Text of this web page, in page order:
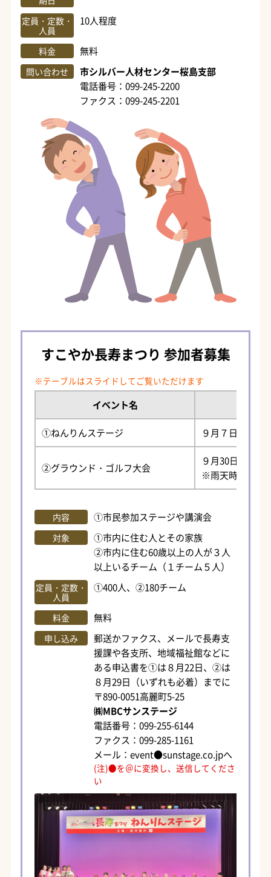
定員・定数・
人員
10人程度
料金 無料
問い合わせ
市シルバー人材センター桜島支部
電話番号：099-245-2200
ファクス：099-245-2201
すこやか長寿まつり 参加者募集
イベント名
①ねんりんステージ ９月７日（日）
②グラウンド・ゴルフ大会
９月30日（火）
※雨天時は10月
内容 ①市民参加ステージや講演会
対象
①市内に住む人とその家族
②市内に住む60歳以上の人が３人
以上いるチーム（１チーム５人）
定員・定数・
人員
①400人、②180チーム
料金 無料
申し込み
郵送かファクス、メールで長寿支
援課や各支所、地域福祉館などに
ある申込書を①は８月22日、②は
８月29日（いずれも必着）までに
〒890-0051高麗町5-25
㈱MBCサンステージ
電話番号：099-255-6144
ファクス：099-285-1161
メール：event●sunstage.co.jpへ
(注)●を＠に変換し、送信してくださ
い